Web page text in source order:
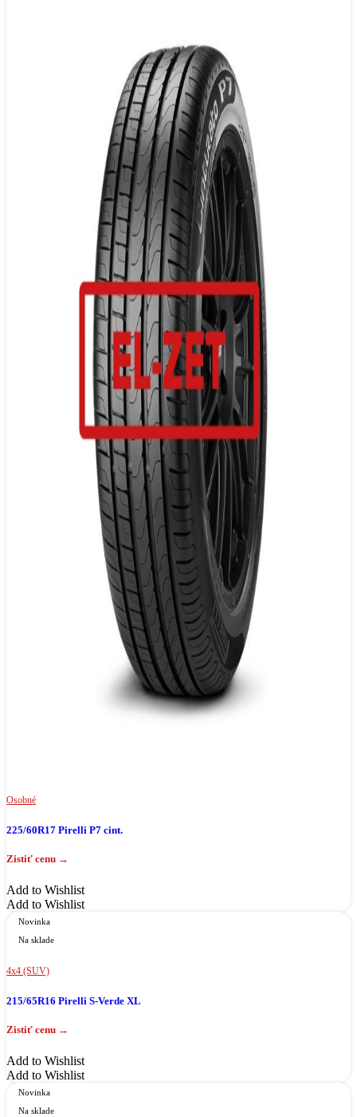
Osobné
225/60R17 Pirelli P7 cint.
Add to Wishlist
Add to Wishlist
Novinka
Na sklade
4x4 (SUV)
215/65R16 Pirelli S-Verde XL
Add to Wishlist
Add to Wishlist
Novinka
Na sklade